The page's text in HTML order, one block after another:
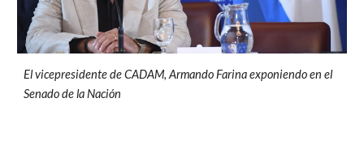
El vicepresidente de CADAM, Armando Farina exponiendo en el
Senado de la Nación